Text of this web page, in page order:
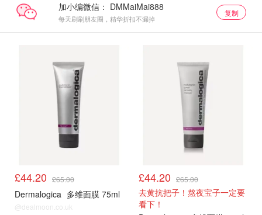
加小编微信：
每天刷刷朋友圈，精华折扣不漏掉
复制
£44.20 £65.00
Dermalogica 多维面膜 75ml
@dealmoon.co.uk
£44.20 £65.00
去黄抗把子！熬夜宝子一定要
看下！